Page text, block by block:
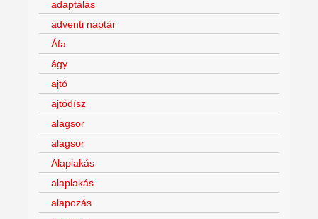
adaptálás
adventi naptár
Áfa
ágy
ajtó
ajtódísz
alagsor
alagsor
Alaplakás
alaplakás
alapozás